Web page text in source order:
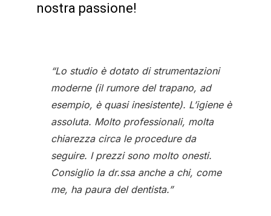
nostra passione!
“Lo studio è dotato di strumentazioni
moderne (il rumore del trapano, ad
esempio, è quasi inesistente). L’igiene è
assoluta. Molto professionali, molta
chiarezza circa le procedure da
seguire. I prezzi sono molto onesti.
Consiglio la dr.ssa anche a chi, come
me, ha paura del dentista.”